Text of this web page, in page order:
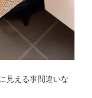
見える事間違いな